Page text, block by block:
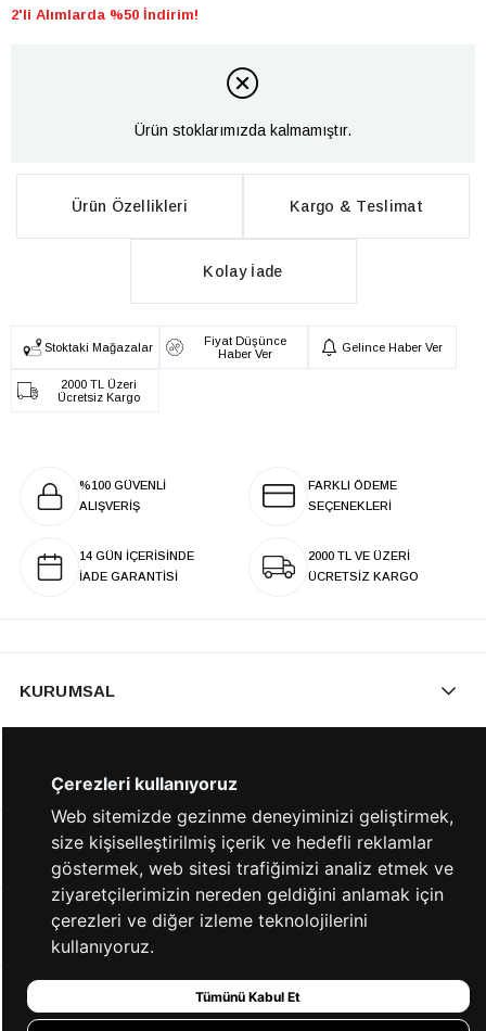
2'li Alımlarda %50 İndirim!
Ürün stoklarımızda kalmamıştır.
Ürün Özellikleri Kargo & Teslimat
Kolay İade
Stoktaki Mağazalar
Fiyat Düşünce
Haber Ver
Gelince Haber Ver
2000 TL Üzeri
Ücretsiz Kargo
%100 GÜVENLİ
ALIŞVERİŞ
FARKLI ÖDEME
SEÇENEKLERİ
14 GÜN İÇERİSİNDE
İADE GARANTİSİ
2000 TL VE ÜZERİ
ÜCRETSİZ KARGO
KURUMSAL
YARDIM
BİZE ULAŞIN
HIZLI ERİŞİM
Çerezleri kullanıyoruz
Web sitemizde gezinme deneyiminizi geliştirmek,
size kişiselleştirilmiş içerik ve hedefli reklamlar
göstermek, web sitesi trafiğimizi analiz etmek ve
ziyaretçilerimizin nereden geldiğini anlamak için
çerezleri ve diğer izleme teknolojilerini
kullanıyoruz.
Tümünü Kabul Et